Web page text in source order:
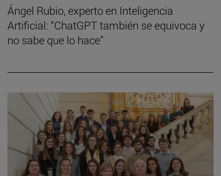
Ángel Rubio, experto en Inteligencia
Artificial: “ChatGPT también se equivoca y
no sabe que lo hace”